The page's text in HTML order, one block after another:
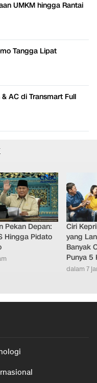
UMKM hingga Rantai
Tangga Lipat
AC di Transmart Full
Pekan Depan:
Hingga Pidato
Ciri
yang
Banyak
Punya 5
dalam 7